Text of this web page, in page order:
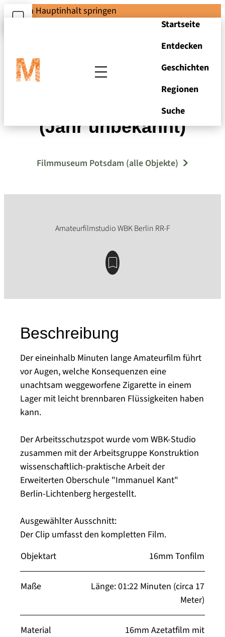
Zum Hauptinhalt springen
Startseite
Entdecken
Geschichten
Regionen
Suche
Rauchen verboten
(Jahr unbekannt)
Filmmuseum Potsdam (alle Objekte)
Beschreibung
Der eineinhalb Minuten lange Amateurfilm führt
vor Augen, welche Konsequenzen eine
unachtsam weggeworfene Zigarette in einem
Lager mit leicht brennbaren Flüssigkeiten haben
kann.
Der Arbeitsschutzspot wurde vom WBK-Studio
zusammen mit der Arbeitsgruppe Konstruktion
wissenschaftlich-praktische Arbeit der
Erweiterten Oberschule "Immanuel Kant"
Berlin-Lichtenberg hergestellt.
Ausgewählter Ausschnitt:
Der Clip umfasst den kompletten Film.
Objektart
16mm Tonfilm
Maße
Länge: 01:22 Minuten (circa 17
Meter)
Material
16mm Azetatfilm mit